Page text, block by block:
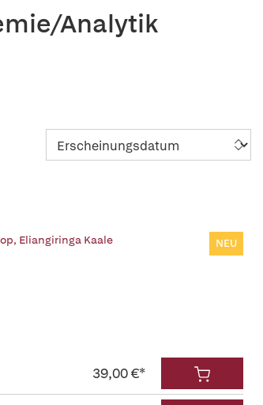
Analytik
, Eliangiringa Kaale NEU
39,00 €*